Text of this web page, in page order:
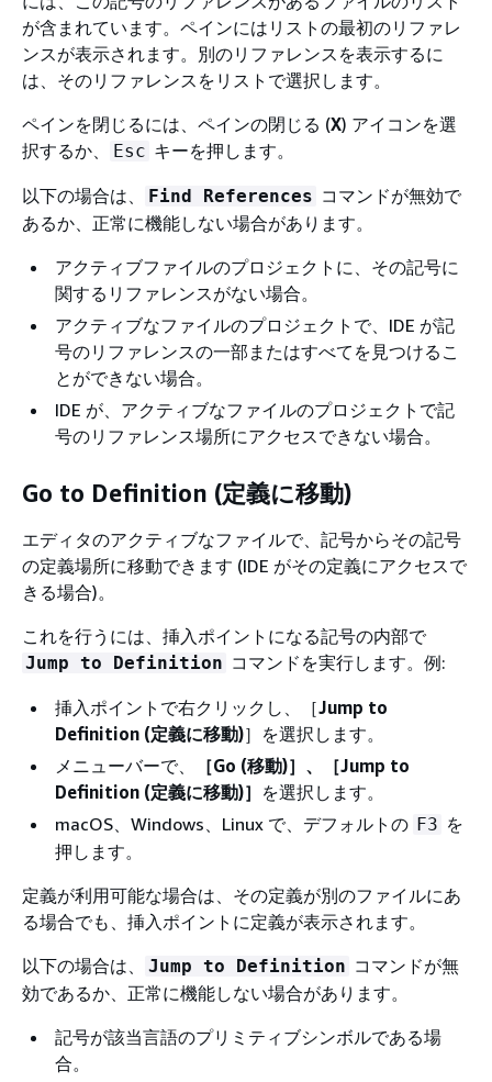
が含まれています。ペインにはリストの最初のリファレ
ンスが表示されます。別のリファレンスを表示するに
は、そのリファレンスをリストで選択します。
ペインを閉じるには、ペインの閉じる (X) アイコンを選
択するか、
Esc キーを押します。
以下の場合は、 Find References コマンドが無効で
あるか、正常に機能しない場合があります。
アクティブファイルのプロジェクトに、その記号に
関するリファレンスがない場合。
アクティブなファイルのプロジェクトで、IDE が記
号のリファレンスの一部またはすべてを見つけるこ
とができない場合。
IDE が、アクティブなファイルのプロジェクトで記
号のリファレンス場所にアクセスできない場合。
Go to Definition (定義に移動)
エディタのアクティブなファイルで、記号からその記号
の定義場所に移動できます (IDE がその定義にアクセスで
きる場合)。
これを行うには、挿入ポイントになる記号の内部で
Jump to Definition コマンドを実行します。例:
挿入ポイントで右クリックし、［Jump to
Definition (定義に移動)］を選択します。
メニューバーで、
［Go (移動)］、［Jump to
Definition (定義に移動)］ を選択します。
macOS、Windows、Linux で、デフォルトの F3 を
押します。
定義が利用可能な場合は、その定義が別のファイルにあ
る場合でも、挿入ポイントに定義が表示されます。
以下の場合は、
Jump to Definition コマンドが無
効であるか、正常に機能しない場合があります。
記号が該当言語のプリミティブシンボルである場
合。